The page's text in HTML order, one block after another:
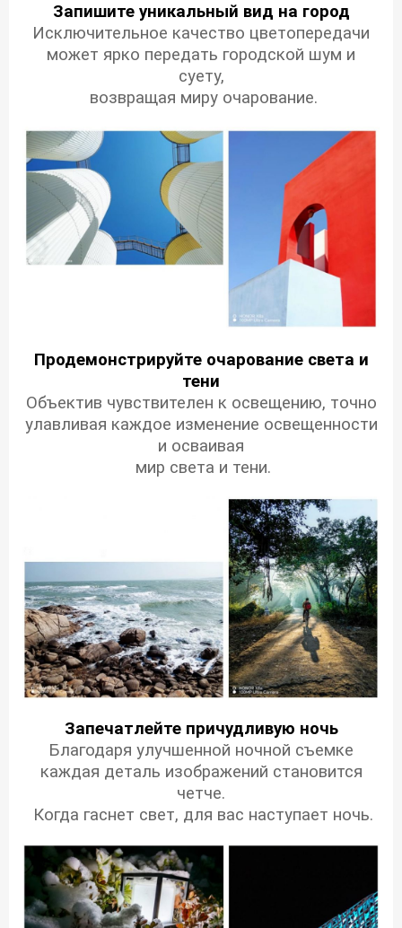
Запишите уникальный вид на город
Исключительное качество цветопередачи
может ярко передать городской шум и
суету,
возвращая миру очарование.
Продемонстрируйте очарование света и
тени
Объектив чувствителен к освещению, точно
улавливая каждое изменение освещенности
и осваивая
мир света и тени.
Запечатлейте причудливую ночь
Благодаря улучшенной ночной съемке
каждая деталь изображений становится
четче.
Когда гаснет свет, для вас наступает ночь.